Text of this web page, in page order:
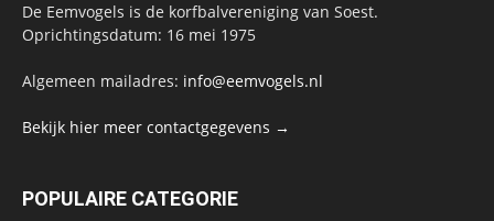
De Eemvogels is de korfbalvereniging van Soest.
Oprichtingsdatum: 16 mei 1975
Algemeen mailadres: info@eemvogels.nl
Bekijk hier meer contactgegevens →
POPULAIRE CATEGORIE